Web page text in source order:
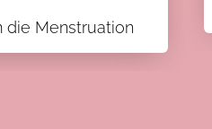
die Menstruation